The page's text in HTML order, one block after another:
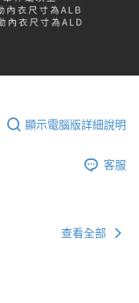
顯示電腦版詳細說明
客服
查看全部